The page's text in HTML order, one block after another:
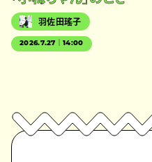
羽佐田瑤子
2026.7.27｜14:00